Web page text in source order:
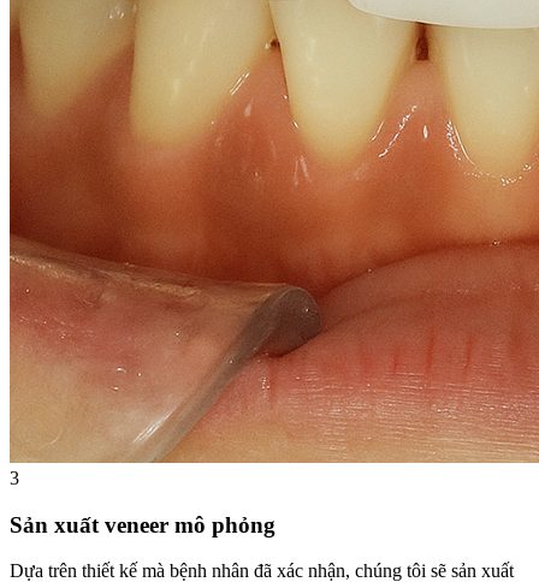
3
Sản xuất veneer mô phỏng
Dựa trên thiết kế mà bệnh nhân đã xác nhận, chúng tôi sẽ sản xuất